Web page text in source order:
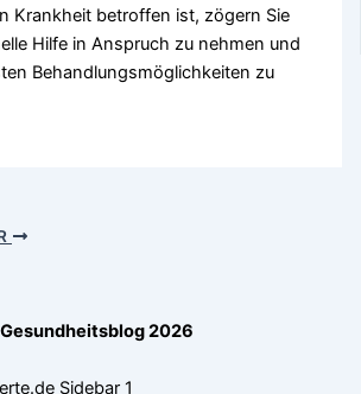
Krankheit betroffen ist, zögern Sie
Hilfe in Anspruch zu nehmen und
Behandlungsmöglichkeiten zu
2026